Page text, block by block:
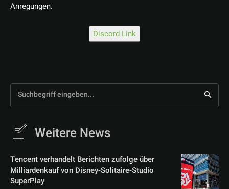
Anregungen.
Discord Link
Suchbegriff eingeben...
Weitere News
Tencent verhandelt Berichten zufolge über
Milliardenkauf von Disney-Solitaire-Studio
SuperPlay